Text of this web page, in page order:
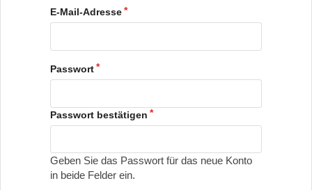
E-Mail-Adresse
Passwort
Passwort bestätigen
Geben Sie das Passwort für das neue Konto
in beide Felder ein.